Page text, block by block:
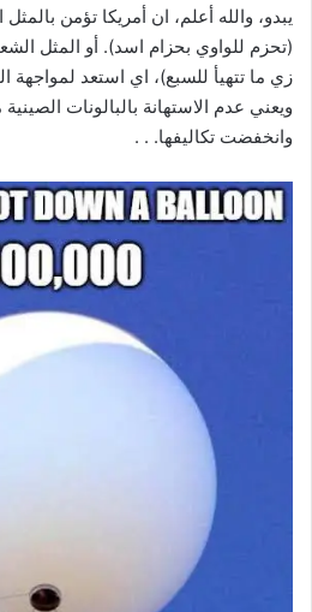
يبدو، والله أعلم، ان أمريكا تؤمن
(تحزم للواوي بحزام اسد). أو المثل
زي ما تتهيأ للسبع)، اي استعد لمواجهة
ويعني عدم الاستهانة بالبالونات
وانخفضت تكاليفها. . .